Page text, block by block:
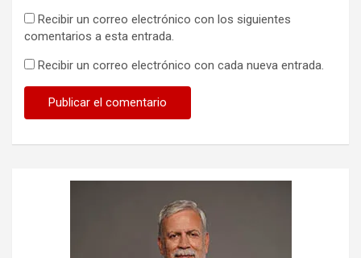
Recibir un correo electrónico con los siguientes
comentarios a esta entrada.
Recibir un correo electrónico con cada nueva entrada.